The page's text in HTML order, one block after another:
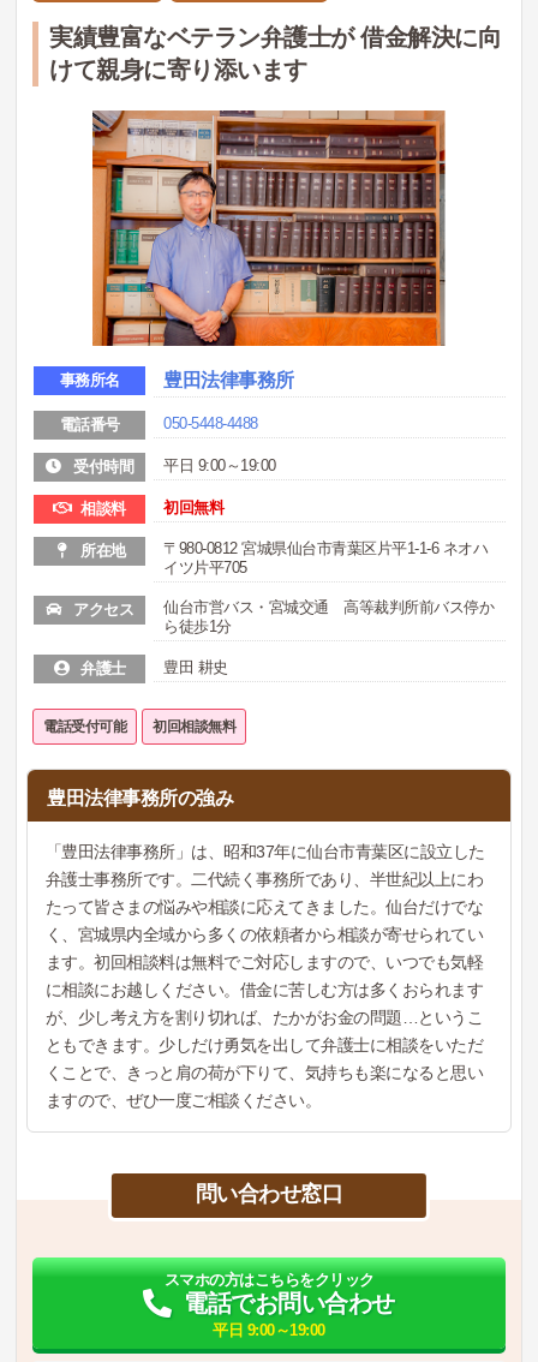
実績豊富なベテラン弁護士が 借金解決に向
けて親身に寄り添います
事務所名 豊田法律事務所
電話番号 050-5448-4488
受付時間 平日 9:00～19:00
相談料 初回無料
所在地
〒980-0812 宮城県仙台市青葉区片平1-1-6 ネオハ
イツ片平705
アクセス
仙台市営バス・宮城交通 高等裁判所前バス停か
ら徒歩1分
弁護士 豊田 耕史
電話受付可能 初回相談無料
豊田法律事務所の強み
「豊田法律事務所」は、昭和37年に仙台市青葉区に設立した
弁護士事務所です。二代続く事務所であり、半世紀以上にわ
たって皆さまの悩みや相談に応えてきました。仙台だけでな
く、宮城県内全域から多くの依頼者から相談が寄せられてい
ます。初回相談料は無料でご対応しますので、いつでも気軽
に相談にお越しください。借金に苦しむ方は多くおられます
が、少し考え方を割り切れば、たかがお金の問題…というこ
ともできます。少しだけ勇気を出して弁護士に相談をいただ
くことで、きっと肩の荷が下りて、気持ちも楽になると思い
ますので、ぜひ一度ご相談ください。
問い合わせ窓口
スマホの方はこちらをクリック
電話でお問い合わせ
平日 9:00～19:00